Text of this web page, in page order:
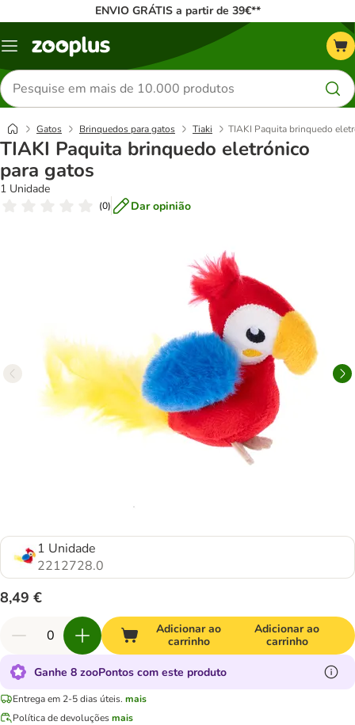
ENVIO GRÁTIS a partir de 39€**
Menu
Pesquisar
produtos
Gatos Brinquedos para gatos Tiaki TIAKI Paquita brinquedo
TIAKI Paquita brinquedo eletrónico
para gatos
1 Unidade
(0) Dar opinião
1 Unidade
2212728.0
8,49 €
Adicionar ao
carrinho
Adicionar ao
carrinho
Ganhe 8 zooPontos com este produto
Entrega em 2-5 dias úteis. mais
Política de devoluçõesmais